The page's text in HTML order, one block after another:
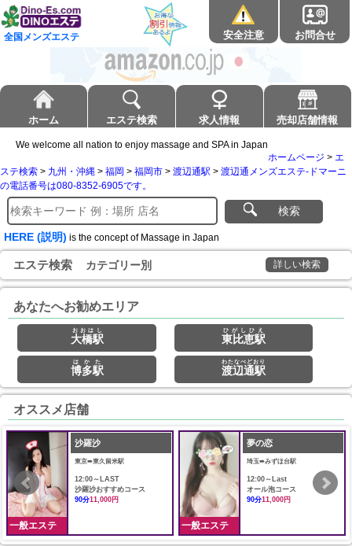
全国メンズエステ 安全注意 お問合せ
ホーム エステ検索 求人情報 売却店舗情報
We welcome all nation to enjoy massage and SPA in Japan
ホームページ > エ
ステ検索 > 九州・沖縄 > 福岡 > 福岡市 > 渡辺通駅 > 渡辺通メンズエステ-ドマーニ
の電話番号は080-8352-6905です。
検索
HERE (説明) is the concept of Massage in Japan
エステ検索 カテゴリー別 詳しい検索
あなたへお勧めエリア
大橋駅
おおはし
東比恵駅
ひがしひえ
博多駅
はかた
渡辺通駅
わたなべどおり
オススメ店舗
一般エステ
沙羅沙
東京➠東久留米駅
12:00～LAST
沙羅沙おすすめコース
90分11,000円
一般エステ
夢の恋
埼玉➠みずほ台駅
12:00～Last
オール泡コース
90分11,000円